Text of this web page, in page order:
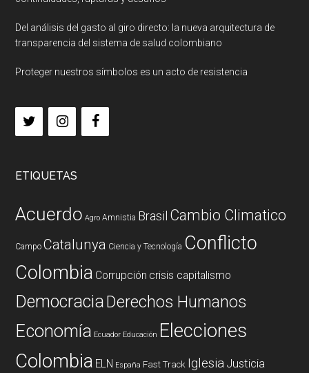
Del análisis del gasto al giro directo: la nueva arquitectura de
transparencia del sistema de salud colombiano
Proteger nuestros símbolos es un acto de resistencia
ETIQUETAS
Acuerdo Agro Amnistia Brasil Cambio Climatico
Campo Catalunya Ciencia y Tecnología Conflicto
Colombia Corrupción crisis capitalismo
DemocraciaDerechos Humanos
Economía Ecuador Educación Elecciones
Colombia ELN España Fast Track Iglesia Justicia